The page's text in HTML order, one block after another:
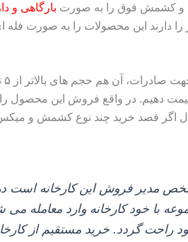
و کشمش فوق را به صورت بارگاهی و
دارند این محصولات را به صورت فله‌
قیمت دهیم. در واقع فروش این محصول
اگر قصد خرید چند نوع کشمش و
مدیر فروش این کارخانه است
با خود کارخانه وارد معامله
راحت گردد. خرید مستقیم از